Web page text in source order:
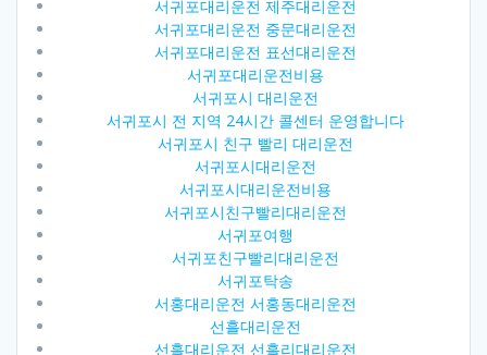
서귀포대리운전 제주대리운전
서귀포대리운전 중문대리운전
서귀포대리운전 표선대리운전
서귀포대리운전비용
서귀포시 대리운전
서귀포시 전 지역 24시간 콜센터 운영합니다
서귀포시 친구 빨리 대리운전
서귀포시대리운전
서귀포시대리운전비용
서귀포시친구빨리대리운전
서귀포여행
서귀포친구빨리대리운전
서귀포탁송
서홍대리운전 서홍동대리운전
선흘대리운전
선흘대리운전 선흘리대리운전